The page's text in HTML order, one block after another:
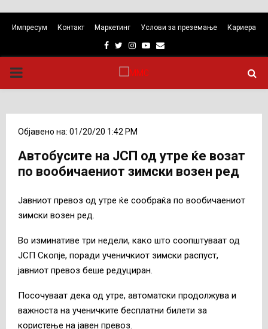
Импресум Контакт Маркетинг Услови за преземање Кариера
Facebook
TwitterInstagram
Youtube
Email
PRIMARY
Објавено на: 01/20/20 1:42 PM
Автобусите на ЈСП од утре ќе возат
по вообичаениот зимски возен ред
Јавниот превоз од утре ќе сообраќа по вообичаениот
зимски возен ред.
Во изминативе три недели, како што соопштуваат од
ЈСП Скопје, поради ученичкиот зимски распуст,
јавниот превоз беше редуциран.
Посочуваат дека од утре, автоматски продолжува и
важноста на ученичките бесплатни билети за
користење на јавен превоз.